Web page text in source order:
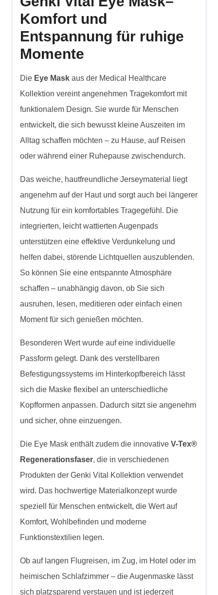
Komfort und
Entspannung für ruhige
Momente
Die Eye Mask aus der Medical Healthcare
Kollektion vereint angenehmen Tragekomfort mit
funktionalem Design. Sie wurde für Menschen
entwickelt, die sich bewusst kleine Auszeiten im
Alltag schaffen möchten – zu Hause, auf Reisen
oder während einer Ruhepause zwischendurch.
Das weiche, hautfreundliche Jerseymaterial liegt
angenehm auf der Haut und sorgt auch bei längerer
Nutzung für ein komfortables Tragegefühl. Die
integrierten, leicht wattierten Augenpads
unterstützen eine effektive Verdunkelung und
helfen dabei, störende Lichtquellen auszublenden.
So können Sie eine entspannte Atmosphäre
schaffen – unabhängig davon, ob Sie sich
ausruhen, lesen, meditieren oder einfach einen
Moment für sich genießen möchten.
Besonderen Wert wurde auf eine individuelle
Passform gelegt. Dank des verstellbaren
Befestigungssystems im Hinterkopfbereich lässt
sich die Maske flexibel an unterschiedliche
Kopfformen anpassen. Dadurch sitzt sie angenehm
und sicher, ohne einzuengen.
Die Eye Mask enthält zudem die innovative V-Tex®
Regenerationsfaser, die in verschiedenen
Produkten der Genki Vital Kollektion verwendet
wird. Das hochwertige Materialkonzept wurde
speziell für Menschen entwickelt, die Wert auf
Komfort, Wohlbefinden und moderne
Funktionstextilien legen.
Ob auf langen Flugreisen, im Zug, im Hotel oder im
heimischen Schlafzimmer – die Augenmaske lässt
sich platzsparend verstauen und ist jederzeit